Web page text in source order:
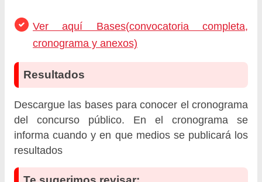
Ver aquí Bases(convocatoria completa,
cronograma y anexos)
Resultados
Descargue las bases para conocer el cronograma
del concurso público. En el cronograma se
informa cuando y en que medios se publicará los
resultados